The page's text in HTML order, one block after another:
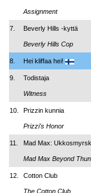
Assignment
7. Beverly Hills -kyttä
Beverly Hills Cop
8. Hei kliffaa hei!
9. Todistaja
Witness
10. Prizzin kunnia
Prizzi's Honor
11. Mad Max:
Mad Max Beyond
12. Cotton Club
The Cotton Club